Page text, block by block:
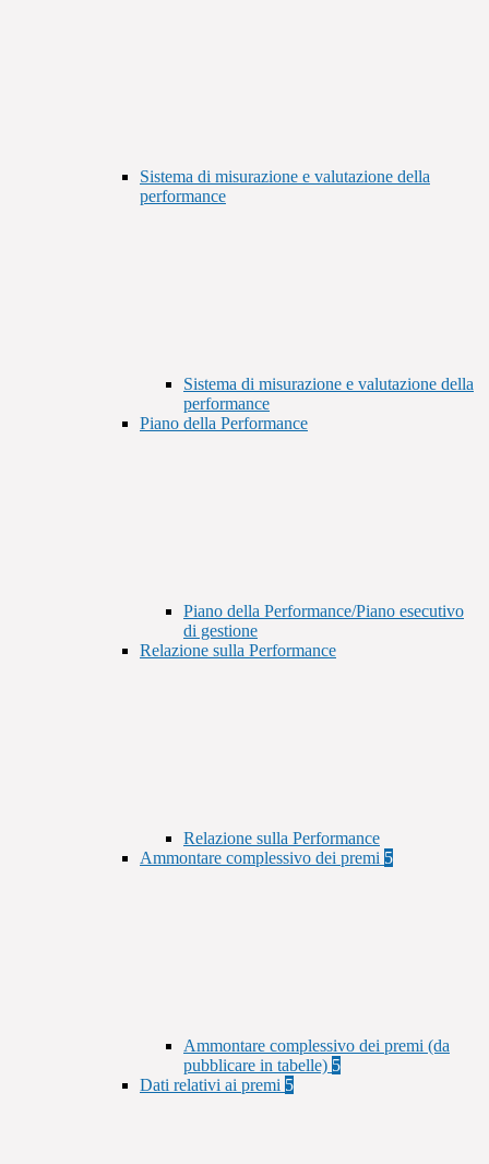
Sistema di misurazione e valutazione della
performance
Sistema di misurazione e valutazione della
performance
Piano della Performance
Piano della Performance/Piano esecutivo
di gestione
Relazione sulla Performance
Relazione sulla Performance
Ammontare complessivo dei premi 5
Ammontare complessivo dei premi (da
pubblicare in tabelle) 5
Dati relativi ai premi 5